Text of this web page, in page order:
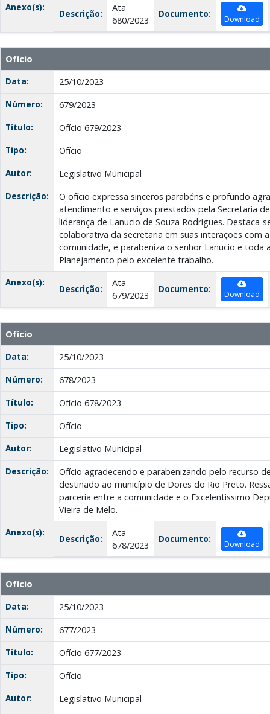
Anexo(s):
Descrição:
Ata
680/2023
Documento: Download
Ofício
Data:
25/10/2023
Número:
679/2023
Título:
Ofício 679/2023
Tipo:
Ofício
Autor:
Legislativo Municipal
Descrição:
O ofício expressa sinceros parabéns e profundo
atendimento e serviços prestados pela Secretaria
liderança de Lanucio de Souza Rodrigues. Destaca-
colaborativa da secretaria em suas interações com
comunidade, e parabeniza o senhor Lanucio e toda
Planejamento pelo excelente trabalho.
Anexo(s):
Descrição:
Ata
679/2023
Documento: Download
Ofício
Data:
25/10/2023
Número:
678/2023
Título:
Ofício 678/2023
Tipo:
Ofício
Autor:
Legislativo Municipal
Descrição:
Ofício agradecendo e parabenizando pelo recurso
destinado ao município de Dores do Rio Preto.
parceria entre a comunidade e o Excelentissimo
Vieira de Melo.
Anexo(s):
Descrição:
Ata
678/2023
Documento: Download
Ofício
Data:
25/10/2023
Número:
677/2023
Título:
Ofício 677/2023
Tipo:
Ofício
Autor:
Legislativo Municipal